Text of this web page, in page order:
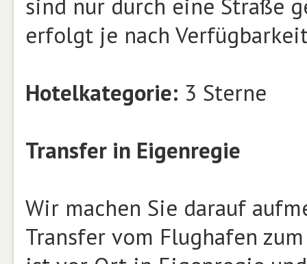
sind nur durch eine Straße
erfolgt je nach
Hotelkategorie: 3 Sterne
Transfer in Eigenregie
Wir machen Sie darauf
Transfer vom Flughafen